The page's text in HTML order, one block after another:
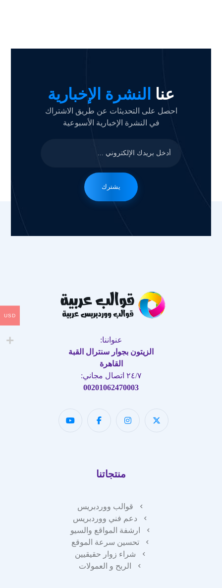
عنا النشرة الإخبارية
احصل على التحديثات عن طريق الاشتراك
في النشرة الإخبارية الأسبوعية
يشترك
عنواننا:
الزيتون بجوار سنترال القبة
القاهرة
٢٤/٧ اتصال مجاني:
00201062470003
منتجاتنا
قوالب ووردبريس
دعم فني ووردبريس
ارشفة المواقع والسيو
تحسين سرعة الموقع
شراء زوار حقيقيين
الربح و العمولات
USD